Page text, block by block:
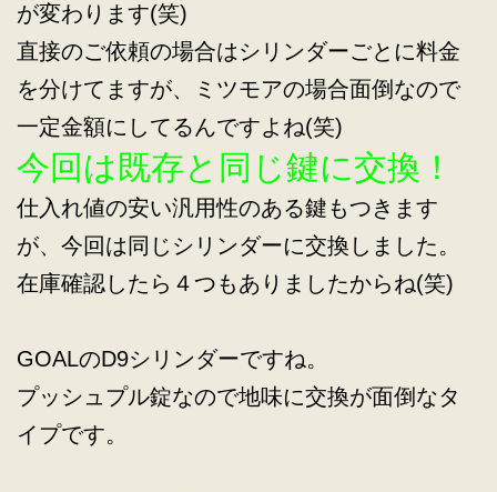
が変わります(笑)
直接のご依頼の場合はシリンダーごとに料金
を分けてますが、ミツモアの場合面倒なので
一定金額にしてるんですよね(笑)
今回は既存と同じ鍵に交換！
仕入れ値の安い汎用性のある鍵もつきます
が、今回は同じシリンダーに交換しました。
在庫確認したら４つもありましたからね(笑)
GOALのD9シリンダーですね。
プッシュプル錠なので地味に交換が面倒なタ
イプです。